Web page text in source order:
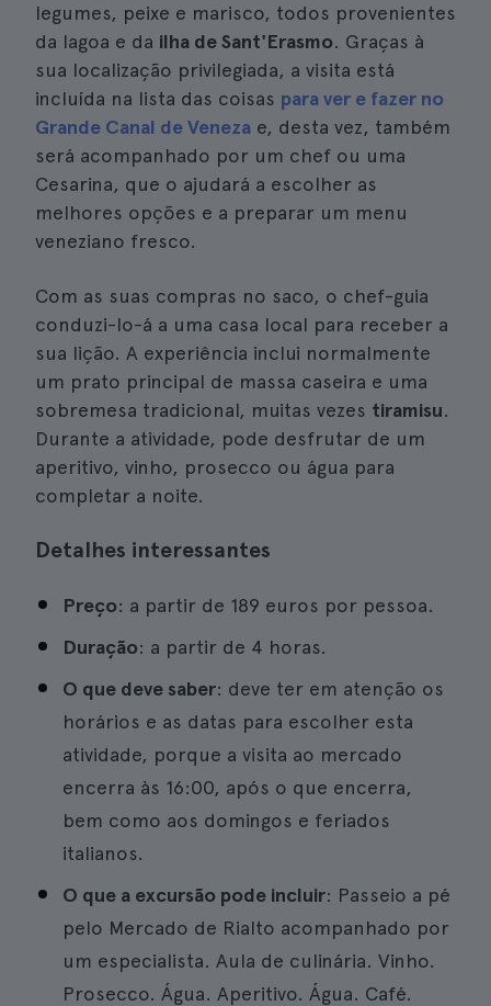
legumes, peixe e marisco, todos provenientes
da lagoa e da ilha de Sant'Erasmo. Graças à
sua localização privilegiada, a visita está
incluída na lista das coisas para ver e fazer no
Grande Canal de Veneza e, desta vez, também
será acompanhado por um chef ou uma
Cesarina, que o ajudará a escolher as
melhores opções e a preparar um menu
veneziano fresco.
Com as suas compras no saco, o chef-guia
conduzi-lo-á a uma casa local para receber a
sua lição. A experiência inclui normalmente
um prato principal de massa caseira e uma
sobremesa tradicional, muitas vezes tiramisu.
Durante a atividade, pode desfrutar de um
aperitivo, vinho, prosecco ou água para
completar a noite.
Detalhes interessantes
Preço: a partir de 189 euros por pessoa.
Duração: a partir de 4 horas.
O que deve saber: deve ter em atenção os
horários e as datas para escolher esta
atividade, porque a visita ao mercado
encerra às 16:00, após o que encerra,
bem como aos domingos e feriados
italianos.
O que a excursão pode incluir: Passeio a pé
pelo Mercado de Rialto acompanhado por
um especialista. Aula de culinária. Vinho.
Prosecco. Água. Aperitivo. Água. Café.